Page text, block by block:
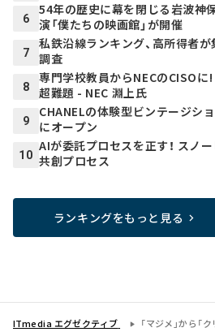
6
54年の歴史に幕を閉じる岩波神
演「僕たちの映画館」が開催
7
私鉄沿線ランキング、高所得者
調査
8
専門学校教員からNECのCISOに!
超難題 - NEC 淵上氏
9
CHANELの体験型ビンテージシ
にオープン
10
AIが委託プロセスを正す！ スノ
共創プロセス
ランキングをもっと見る
ITmedia エグゼクティブ 「マジメ」から「